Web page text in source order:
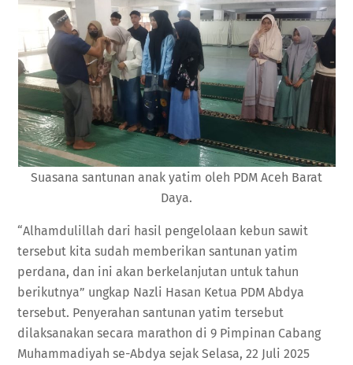
Suasana santunan anak yatim oleh PDM Aceh Barat
Daya.
“Alhamdulillah dari hasil pengelolaan kebun sawit
tersebut kita sudah memberikan santunan yatim
perdana, dan ini akan berkelanjutan untuk tahun
berikutnya” ungkap Nazli Hasan Ketua PDM Abdya
tersebut. Penyerahan santunan yatim tersebut
dilaksanakan secara marathon di 9 Pimpinan Cabang
Muhammadiyah se-Abdya sejak Selasa, 22 Juli 2025